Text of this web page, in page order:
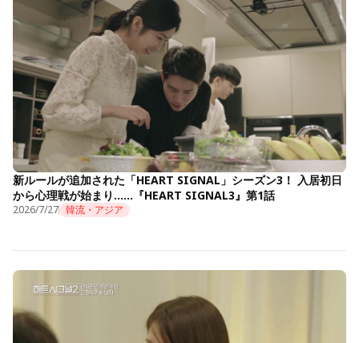
新ルールが追加された「HEART SIGNAL」シーズン3！ 入居初日
から心理戦が始まり……『HEART SIGNAL3』第1話
2026/7/27 韓流・アジア